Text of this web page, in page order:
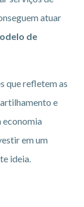
atuar
de
que refletem as
e
economia
em um
ideia.